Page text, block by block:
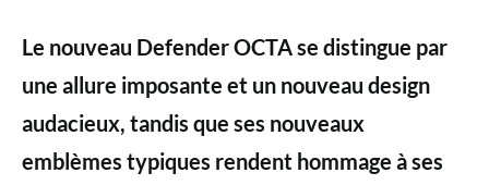
Le nouveau Defender OCTA se distingue par
une allure imposante et un nouveau design
audacieux, tandis que ses nouveaux
emblèmes typiques rendent hommage à ses